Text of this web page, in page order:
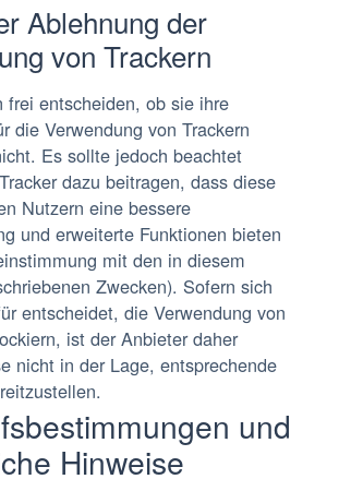
Ablehnung der
von Trackern
frei entscheiden, ob sie ihre
die Verwendung von Trackern
Es sollte jedoch beachtet
dazu beitragen, dass diese
Nutzern eine bessere
und erweiterte Funktionen bieten
mit den in diesem
Zwecken). Sofern sich
entscheidet, die Verwendung von
ist der Anbieter daher
nicht in der Lage, entsprechende
und
Hinweise